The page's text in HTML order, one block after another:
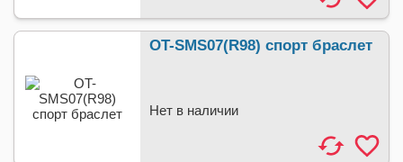
OT-SMS07(R98) спорт браслет
Нет в наличии